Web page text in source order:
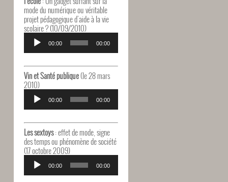
mode du numérique ou véritable
projet pédagogique d'aide à la vie
scolaire ? (10/09/2010)
Lecteur
audio
00:00 00:00
Vin et Santé publique(le 28 mars
2010)
Lecteur
audio
00:00 00:00
Les sextoys: effet de mode, signe
des temps ou phénomène de société
(17 octobre 2009)
Lecteur
audio
00:00 00:00